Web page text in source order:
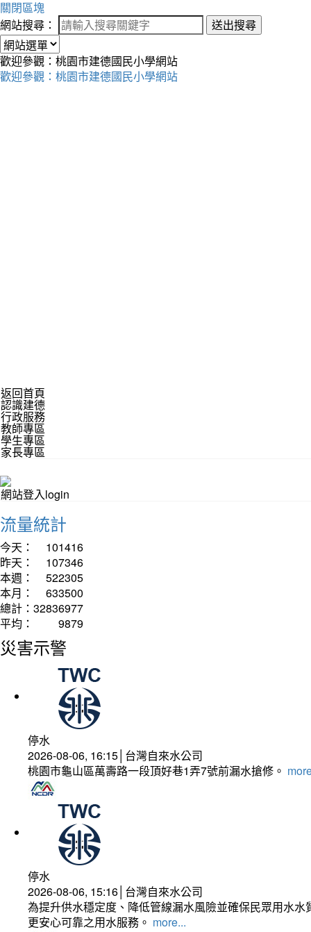
關閉區塊
網站搜尋：
送出搜尋
歡迎參觀：桃園市建德國民小學網站
歡迎參觀：桃園市建德國民小學網站
返回首頁
認識建德
行政服務
教師專區
學生專區
家長專區
網站登入login
流量統計
今天：
101416
昨天：
107346
本週：
522305
本月：
633500
總計： 32836977
平均：
9879
災害示警
停水
2026-08-06, 16:15│台灣自來水公司
桃園市龜山區萬壽路一段頂好巷1弄7號前漏水搶修。
停水
2026-08-06, 15:16│台灣自來水公司
為提升供水穩定度、降低管線漏水風險並確保民眾用水
更安心可靠之用水服務。 more...